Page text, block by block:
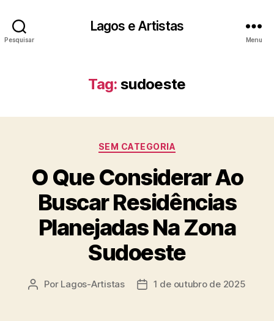
Pesquisar
Lagos e Artistas
Menu
Tag: sudoeste
Categorias
SEM CATEGORIA
O Que Considerar Ao
Buscar Residências
Planejadas Na Zona
Sudoeste
Autor
Por Lagos-Artistas
Data1 de outubro de 2025